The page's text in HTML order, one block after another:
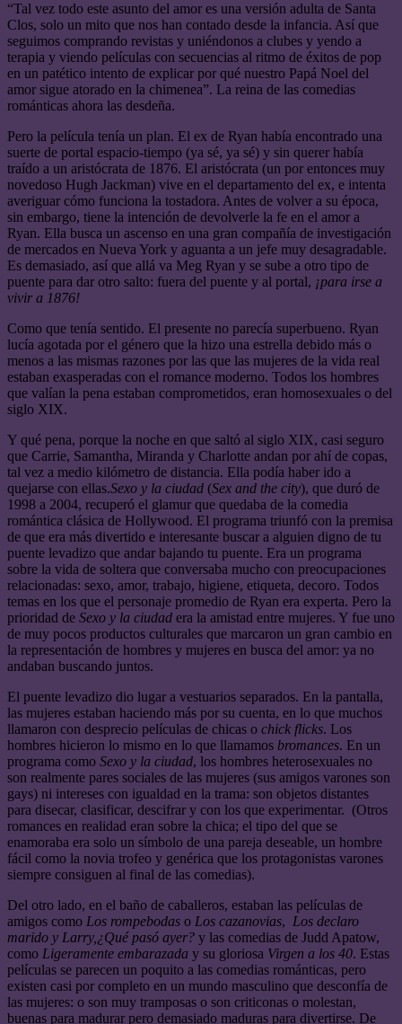
“Tal vez todo este asunto del amor es una versión adulta de Santa
Clos, solo un mito que nos han contado desde la infancia. Así que
seguimos comprando revistas y uniéndonos a clubes y yendo a
terapia y viendo películas con secuencias al ritmo de éxitos de pop
en un patético intento de explicar por qué nuestro Papá Noel del
amor sigue atorado en la chimenea”. La reina de las comedias
románticas ahora las desdeña.
Pero la película tenía un plan. El ex de Ryan había encontrado una
suerte de portal espacio-tiempo (ya sé, ya sé) y sin querer había
traído a un aristócrata de 1876. El aristócrata (un por entonces muy
novedoso Hugh Jackman) vive en el departamento del ex, e intenta
averiguar cómo funciona la tostadora. Antes de volver a su época,
sin embargo, tiene la intención de devolverle la fe en el amor a
Ryan. Ella busca un ascenso en una gran compañía de investigación
de mercados en Nueva York y aguanta a un jefe muy desagradable.
Es demasiado, así que allá va Meg Ryan y se sube a otro tipo de
puente para dar otro salto: fuera del puente y al portal, ¡para irse a
vivir a 1876!
Como que tenía sentido. El presente no parecía superbueno. Ryan
lucía agotada por el género que la hizo una estrella debido más o
menos a las mismas razones por las que las mujeres de la vida real
estaban exasperadas con el romance moderno. Todos los hombres
que valían la pena estaban comprometidos, eran homosexuales o del
siglo XIX.
Y qué pena, porque la noche en que saltó al siglo XIX, casi seguro
que Carrie, Samantha, Miranda y Charlotte andan por ahí de copas,
tal vez a medio kilómetro de distancia. Ella podía haber ido a
quejarse con ellas.Sexo y la ciudad (Sex and the city), que duró de
1998 a 2004, recuperó el glamur que quedaba de la comedia
romántica clásica de Hollywood. El programa triunfó con la premisa
de que era más divertido e interesante buscar a alguien digno de tu
puente levadizo que andar bajando tu puente. Era un programa
sobre la vida de soltera que conversaba mucho con preocupaciones
relacionadas: sexo, amor, trabajo, higiene, etiqueta, decoro. Todos
temas en los que el personaje promedio de Ryan era experta. Pero la
prioridad de Sexo y la ciudad era la amistad entre mujeres. Y fue uno
de muy pocos productos culturales que marcaron un gran cambio en
la representación de hombres y mujeres en busca del amor: ya no
andaban buscando juntos.
El puente levadizo dio lugar a vestuarios separados. En la pantalla,
las mujeres estaban haciendo más por su cuenta, en lo que muchos
llamaron con desprecio películas de chicas o chick flicks. Los
hombres hicieron lo mismo en lo que llamamos bromances. En un
programa como Sexo y la ciudad, los hombres heterosexuales no
son realmente pares sociales de las mujeres (sus amigos varones son
gays) ni intereses con igualdad en la trama: son objetos distantes
para disecar, clasificar, descifrar y con los que experimentar. (Otros
romances en realidad eran sobre la chica; el tipo del que se
enamoraba era solo un símbolo de una pareja deseable, un hombre
fácil como la novia trofeo y genérica que los protagonistas varones
siempre consiguen al final de las comedias).
Del otro lado, en el baño de caballeros, estaban las películas de
amigos como Los rompebodas o Los cazanovias, Los declaro
marido y Larry, ¿Qué pasó ayer? y las comedias de Judd Apatow,
como Ligeramente embarazada y su gloriosa Virgen a los 40. Estas
películas se parecen un poquito a las comedias románticas, pero
existen casi por completo en un mundo masculino que desconfía de
las mujeres: o son muy tramposas o son criticonas o molestan,
buenas para madurar pero demasiado maduras para divertirse. De